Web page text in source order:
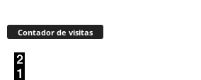
Contador de visitas